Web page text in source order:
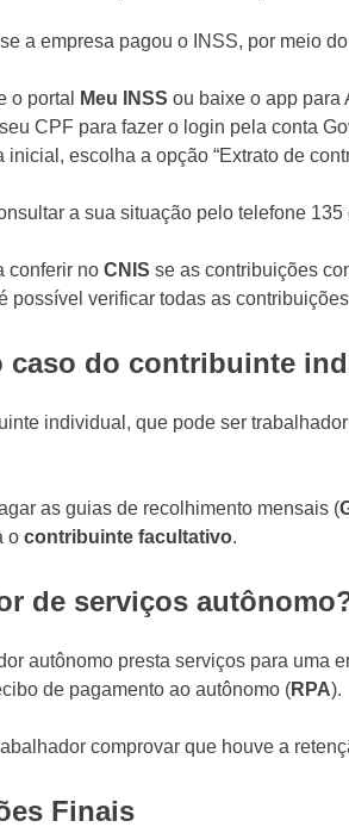
a empresa pagou o INSS, por meio
o portal Meu INSS ou baixe o app para
CPF para fazer o login pela conta
inicial, escolha a opção “Extrato de
a sua situação pelo telefone
conferir no CNIS se as contribuições
possível verificar todas as
caso do contribuinte
individual, que pode ser
as guias de recolhimento mensais (
o contribuinte facultativo.
de serviços
autônomo presta serviços para uma
de pagamento ao autônomo (RPA).
comprovar que houve a
Finais